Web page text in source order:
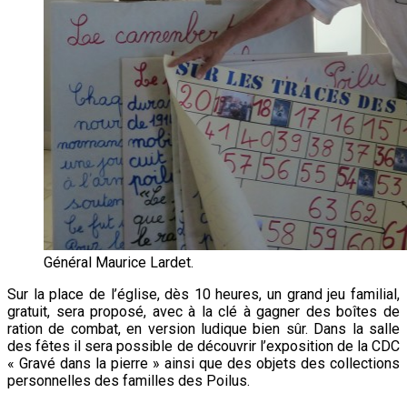
Général Maurice Lardet.
Sur la place de l’église, dès 10 heures, un grand jeu familial,
gratuit, sera proposé, avec à la clé à gagner des boîtes de
ration de combat, en version ludique bien sûr. Dans la salle
des fêtes il sera possible de découvrir l’exposition de la CDC
« Gravé dans la pierre » ainsi que des objets des collections
personnelles des familles des Poilus.